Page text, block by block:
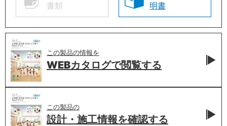
書類
明書
この製品の情報を
WEBカタログで閲覧する
この製品の
設計・施工情報を確認する